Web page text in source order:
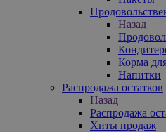
Назад
Корма
Напитки
Распродажа остатков
Назад
Распродажа
Хиты продаж